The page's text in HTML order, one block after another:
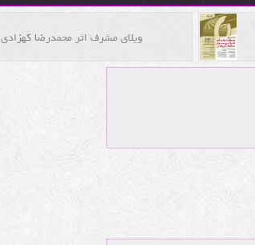
ویلای مشرف اثر محمدرضا کهزادی